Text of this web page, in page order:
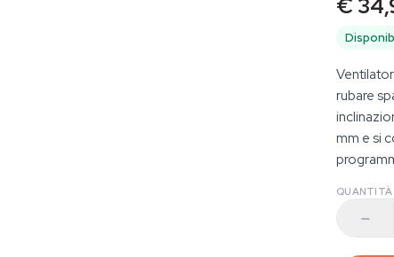
€
rubare
mm e si
QUANTITÀ